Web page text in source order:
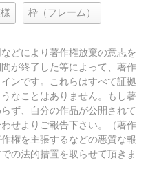
枠（フレーム）
どにより著作権放棄の意志を
が終了した等によって、著作
ンです。これらはすべて証拠
なことはありません。もし著
ず、自分の作品が公開されて
せよりご報告下さい。（著作
権を主張するなどの悪質な報
の法的措置を取らせて頂きま